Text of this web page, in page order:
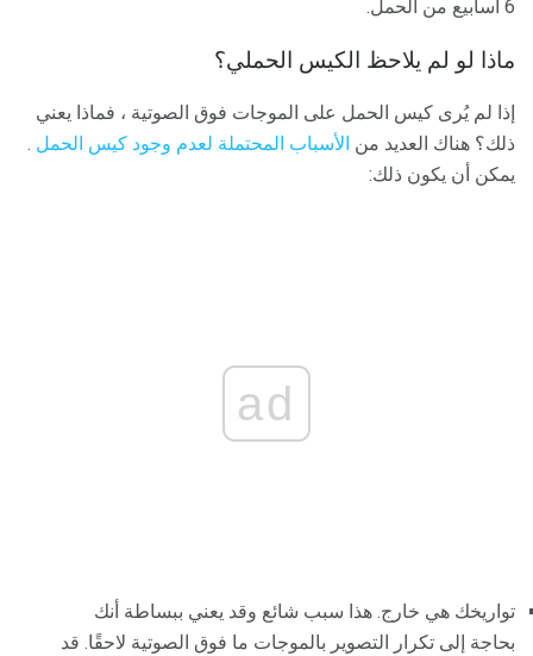
6 أسابيع من الحمل.
ماذا لو لم يلاحظ الكيس الحملي؟
إذا لم يُرى كيس الحمل على الموجات فوق الصوتية ، فماذا يعني
ذلك؟ هناك العديد من الأسباب المحتملة لعدم وجود كيس الحمل .
يمكن أن يكون ذلك:
ad
تواريخك هي خارج. هذا سبب شائع وقد يعني ببساطة أنك
بحاجة إلى تكرار التصوير بالموجات ما فوق الصوتية لاحقًا. قد